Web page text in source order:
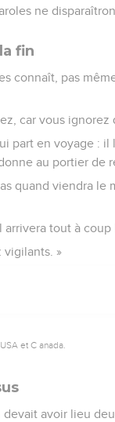
ne
fin
connaît, pas
car vous ignorez
part en voyage :
au portier de
quand viendra
arrivera tout à coup
vigilants. »
et C anada.
avoir lieu